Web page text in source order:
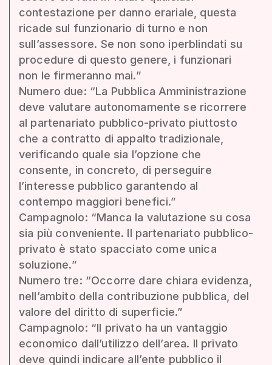
contestazione per danno erariale, questa
ricade sul funzionario di turno e non
sull’assessore. Se non sono iperblindati su
procedure di questo genere, i funzionari
non le firmeranno mai.”
Numero due: “La Pubblica Amministrazione
deve valutare autonomamente se ricorrere
al partenariato pubblico-privato piuttosto
che a contratto di appalto tradizionale,
verificando quale sia l’opzione che
consente, in concreto, di perseguire
l’interesse pubblico garantendo al
contempo maggiori benefici.”
Campagnolo: “Manca la valutazione su cosa
sia più conveniente. Il partenariato pubblico-
privato è stato spacciato come unica
soluzione.”
Numero tre: “Occorre dare chiara evidenza,
nell’ambito della contribuzione pubblica, del
valore del diritto di superficie.”
Campagnolo: “Il privato ha un vantaggio
economico dall’utilizzo dell’area. Il privato
deve quindi indicare all’ente pubblico il